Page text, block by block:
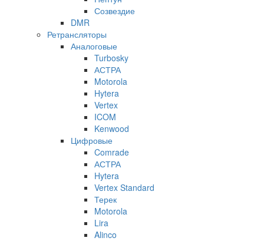
Созвездие
DMR
Ретрансляторы
Аналоговые
Turbosky
АСТРА
Motorola
Hytera
Vertex
ICOM
Kenwood
Цифровые
Comrade
АСТРА
Hytera
Vertex Standard
Терек
Motorola
Lira
Alinco